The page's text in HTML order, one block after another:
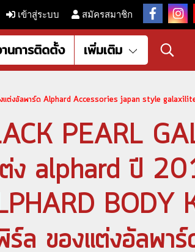
เข้าสู่ระบบ สมัครสมาชิก
นการติดตั้ง เพิ่มเติม
แต่งอัลพาร์ด Alphard Accessories japan style
PEARL
ง alphard ปี
BODY
ร์ล ของแต่งอัลพา